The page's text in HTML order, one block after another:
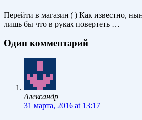
Перейти в магазин ( ) Как известно,
лишь бы что в руках повертеть …
Один комментарий
Александр
31 марта, 2016 at 13:17